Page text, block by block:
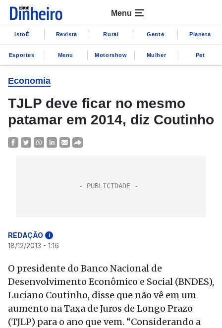
Menu
IstoÉ Revista Rural Gente Planeta
Esportes Menu Motorshow Mulher Pet
Economia
TJLP deve ficar no mesmo
patamar em 2014, diz Coutinho
REDAÇÃO i
18/12/2013 - 1:16
O presidente do Banco Nacional de
Desenvolvimento Econômico e Social (BNDES),
Luciano Coutinho, disse que não vê em um
aumento na Taxa de Juros de Longo Prazo
(TJLP) para o ano que vem. “Considerando a